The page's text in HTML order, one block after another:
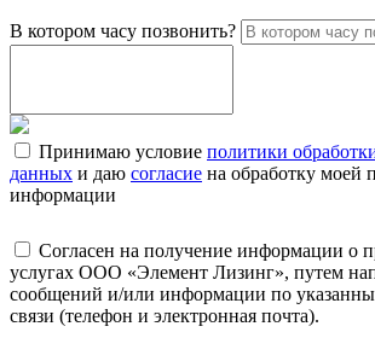
В котором часу позвонить?
Принимаю условие политики
данных и даю согласие на обработку моей
информации
Согласен на получение информации о
услугах ООО «Элемент Лизинг», путем
сообщений и/или информации по
связи (телефон и электронная почта).